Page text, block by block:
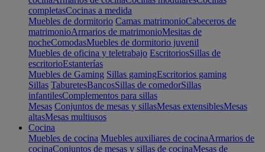
completasCocinas a medida
Muebles de dormitorio Camas matrimonioCabeceros de
matrimonioArmarios de matrimonioMesitas de
nocheComodasMuebles de dormitorio juvenil
Muebles de oficina y teletrabajo EscritoriosSillas de
escritorioEstanterías
Muebles de Gaming Sillas gamingEscritorios gaming
Sillas TaburetesBancosSillas de comedorSillas
infantilesComplementos para sillas
Mesas Conjuntos de mesas y sillasMesas extensiblesMesas
altasMesas multiusos
Cocina
Muebles de cocina Muebles auxiliares de cocinaArmarios de
cocinaConjuntos de mesas y sillas de cocinaMesas de